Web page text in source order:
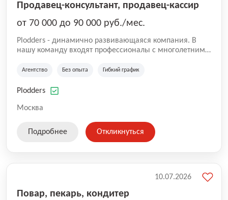
Продавец-консультант, продавец-кассир
от 70 000 до 90 000 руб./мес.
Plodders - динамично развивающаяся компания. В
нашу команду входят профессионалы с многолетним
на рынке аутсорсинга, а накопленный опыт позволяют
оказываемых услуг.
Агентство Без опыта Гибкий график
Plodders
Москва
Подробнее Откликнуться
Повар, пекарь, кондитер
10.07.2026